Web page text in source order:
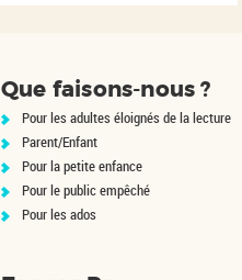
Que faisons-nous ?
Pour les adultes éloignés de la lecture
Parent/Enfant
Pour la petite enfance
Pour le public empêché
Pour les ados